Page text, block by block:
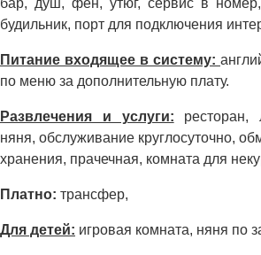
будильник, порт для подключения
Питание входящее в систему:
по меню за дополнительную плату.
Развлечения и услуги: ресторан,
няня, обслуживание круглосуточно,
хранения, прачечная, комната для
Платно: трансфер,
Для детей: игровая комната, няня по